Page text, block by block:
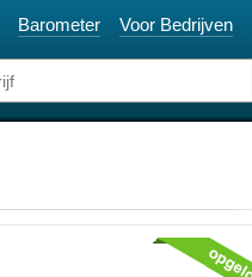
Barometer Voor Bedrijven